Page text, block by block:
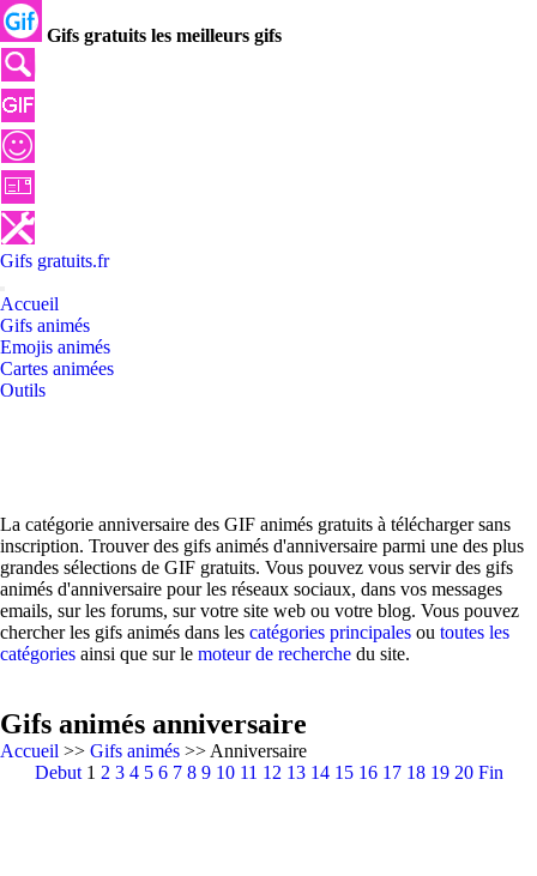
Gifs gratuits les meilleurs gifs
Gifs gratuits.fr
Accueil
Gifs animés
Emojis animés
Cartes animées
Outils
La catégorie anniversaire des GIF animés gratuits à télécharger sans
inscription. Trouver des gifs animés d'anniversaire parmi une des plus
grandes sélections de GIF gratuits. Vous pouvez vous servir des gifs
animés d'anniversaire pour les réseaux sociaux, dans vos messages
emails, sur les forums, sur votre site web ou votre blog. Vous pouvez
chercher les gifs animés dans les catégories principales ou toutes les
catégories ainsi que sur le moteur de recherche du site.
Gifs animés anniversaire
Accueil >> Gifs animés >> Anniversaire
Debut 1 2 3 4 5 6 7 8 9 10 11 12 13 14 15 16 17 18 19 20 Fin